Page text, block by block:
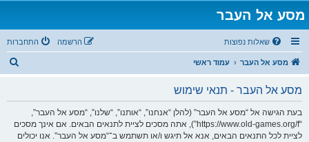
מסע אל העבר
שאלות נפוצות התחברות הרשמה
מסע אל העבר עמוד ראשי
מסע אל העבר - תנאי שימוש
בעת הגישה אל “מסע אל העבר” (להלן “אנחנו”, “אותנו”, “שלנו”, “מסע אל העבר”,
“https://www.old-games.org/f”), אתה מסכים לציית לתנאים הבאים. אם אינך מסכים
לציית לכל התנאים הבאים, אנא אל תיגש ו/או תשתמש ב־“מסע אל העבר”. אנו יכולים